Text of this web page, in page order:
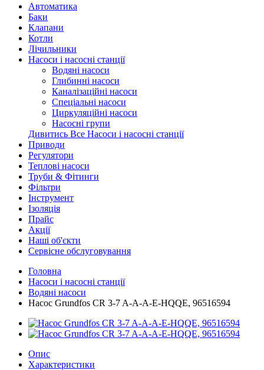
Автоматика
Баки
Клапани
Котли
Лічильники
Насоси і насосні станції
Водяні насоси
Глибинні насоси
Каналізаційні насоси
Спеціальні насоси
Циркуляційні насоси
Насосні групи
Дивитись Все Насоси і насосні станції
Приводи
Регулятори
Теплові насоси
Труби & Фітинги
Фільтри
Інструмент
Ізоляція
Прайс
Акції
Наші об'єкти
Сервісне обслуговування
Головна
Насоси і насосні станції
Водяні насоси
Насос Grundfos CR 3-7 A-A-A-E-HQQE, 96516594
Опис
Характеристики